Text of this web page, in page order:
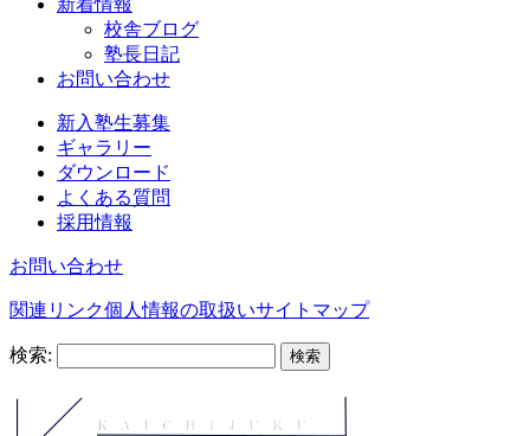
新着情報
校舎ブログ
塾長日記
お問い合わせ
新入塾生募集
ギャラリー
ダウンロード
よくある質問
採用情報
お問い合わせ
関連リンク個人情報の取扱いサイトマップ
検索: